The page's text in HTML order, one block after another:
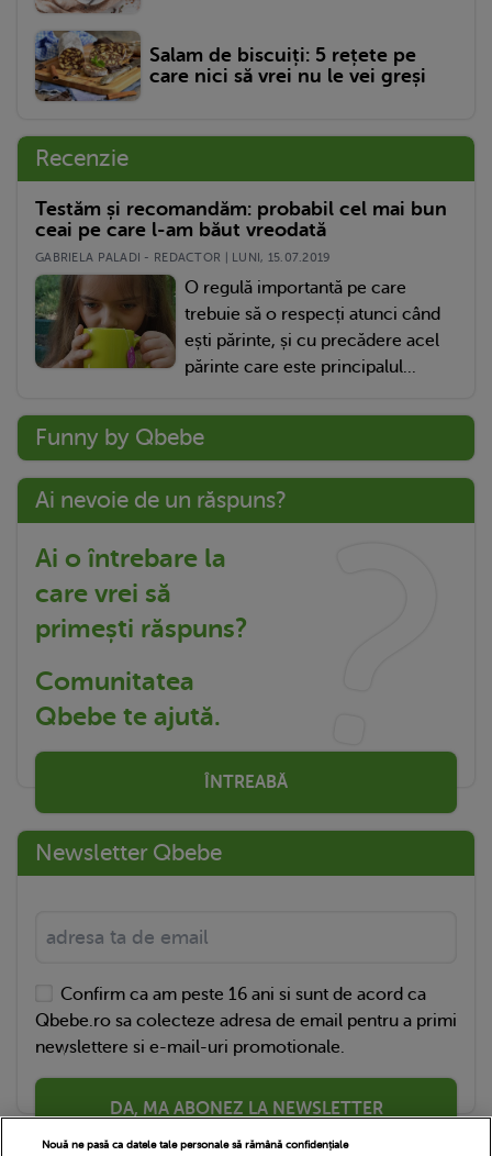
Salam de biscuiți: 5 rețete pe
care nici să vrei nu le vei greși
Recenzie
Testăm și recomandăm: probabil cel mai bun
ceai pe care l-am băut vreodată
GABRIELA PALADI - REDACTOR | LUNI, 15.07.2019
O regulă importantă pe care
trebuie să o respecți atunci când
ești părinte, și cu precădere acel
părinte care este principalul...
Funny by Qbebe
Ai nevoie de un răspuns?
Ai o întrebare la
care vrei să
primești răspuns?
Comunitatea
Qbebe te ajută.
ÎNTREABĂ
Newsletter Qbebe
Confirm ca am peste 16 ani si sunt de acord ca
Qbebe.ro sa colecteze adresa de email pentru a primi
newslettere si e-mail-uri promotionale.
DA, MA ABONEZ LA NEWSLETTER
Nouă ne pasă ca datele tale personale să rămână confidențiale